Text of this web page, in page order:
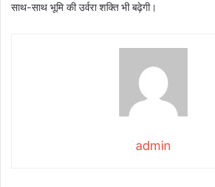
साथ-साथ भूमि की उर्वरा शक्ति भी बढ़ेगी।
admin